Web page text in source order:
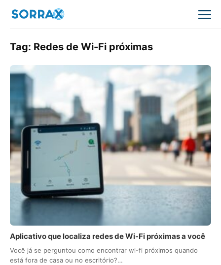
Tag: Redes de Wi-Fi próximas
Aplicativo que localiza redes de Wi-Fi próximas a você
Você já se perguntou como encontrar wi-fi próximos quando
está fora de casa ou no escritório?…